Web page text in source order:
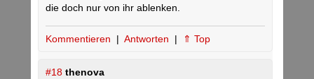
die doch nur von ihr ablenken.
Kommentieren | Antworten | ⇑ Top
#18 thenova